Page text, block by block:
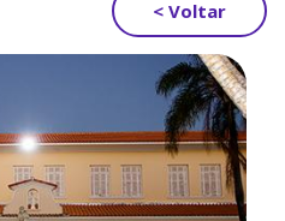
< Voltar